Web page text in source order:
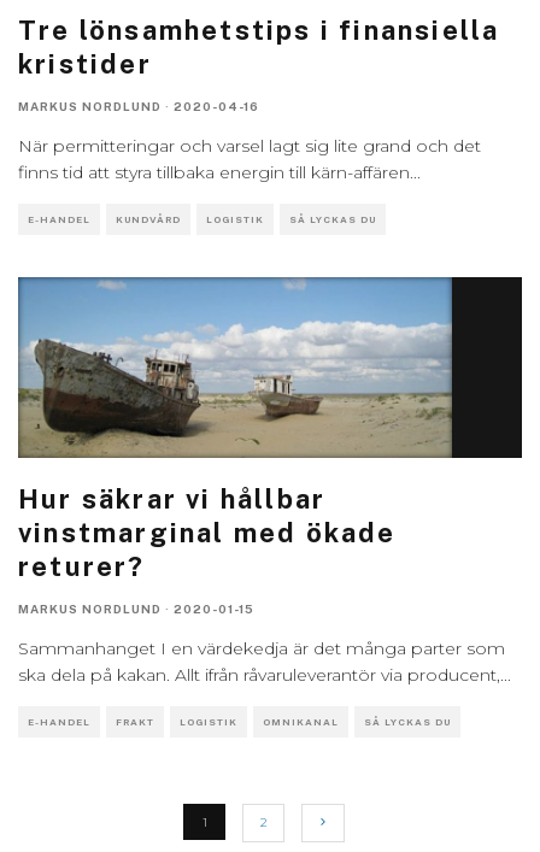
Tre lönsamhetstips i finansiella
kristider
MARKUS NORDLUND · 2020-04-16
När permitteringar och varsel lagt sig lite grand och det
finns tid att styra tillbaka energin till kärn-affären...
E-HANDEL KUNDVÅRD LOGISTIK SÅ LYCKAS DU
Hur säkrar vi hållbar
vinstmarginal med ökade
returer?
MARKUS NORDLUND · 2020-01-15
Sammanhanget I en värdekedja är det många parter som
ska dela på kakan. Allt ifrån råvaruleverantör via producent,...
E-HANDEL FRAKT LOGISTIK OMNIKANAL SÅ LYCKAS DU
1 2